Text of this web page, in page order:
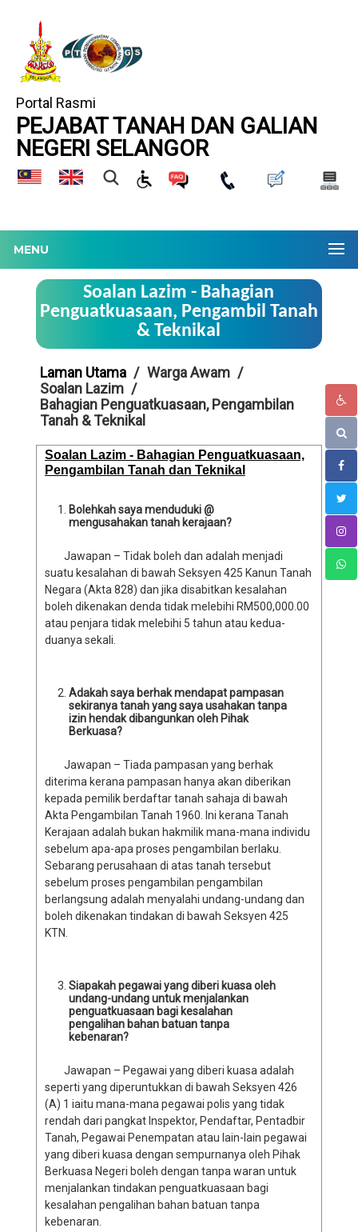
Portal Rasmi
PEJABAT TANAH DAN GALIAN
NEGERI SELANGOR
MENU
Soalan Lazim - Bahagian
Penguatkuasaan, Pengambil Tanah
& Teknikal
Laman Utama
Warga Awam
Soalan Lazim
Bahagian Penguatkuasaan, Pengambilan
Tanah & Teknikal
Soalan Lazim - Bahagian Penguatkuasaan,
Pengambilan Tanah dan Teknikal
Bolehkah saya menduduki @
mengusahakan tanah kerajaan?
Jawapan – Tidak boleh dan adalah menjadi
suatu kesalahan di bawah Seksyen 425 Kanun Tanah
Negara (Akta 828) dan jika disabitkan kesalahan
boleh dikenakan denda tidak melebihi RM500,000.00
atau penjara tidak melebihi 5 tahun atau kedua-
duanya sekali.
Adakah saya berhak mendapat pampasan
sekiranya tanah yang saya usahakan tanpa
izin hendak dibangunkan oleh Pihak
Berkuasa?
Jawapan – Tiada pampasan yang berhak
diterima kerana pampasan hanya akan diberikan
kepada pemilik berdaftar tanah sahaja di bawah
Akta Pengambilan Tanah 1960. Ini kerana Tanah
Kerajaan adalah bukan hakmilik mana-mana individu
sebelum apa-apa proses pengambilan berlaku.
Sebarang perusahaan di atas tanah tersebut
sebelum proses pengambilan pengambilan
berlangsung adalah menyalahi undang-undang dan
boleh dikenakan tindakan di bawah Seksyen 425
KTN.
Siapakah pegawai yang diberi kuasa oleh
undang-undang untuk menjalankan
penguatkuasaan bagi kesalahan
pengalihan bahan batuan tanpa
kebenaran?
Jawapan – Pegawai yang diberi kuasa adalah
seperti yang diperuntukkan di bawah Seksyen 426
(A) 1 iaitu mana-mana pegawai polis yang tidak
rendah dari pangkat Inspektor, Pendaftar, Pentadbir
Tanah, Pegawai Penempatan atau lain-lain pegawai
yang diberi kuasa dengan sempurnanya oleh Pihak
Berkuasa Negeri boleh dengan tanpa waran untuk
menjalankan tindakan penguatkuasaan bagi
kesalahan pengalihan bahan batuan tanpa
kebenaran.